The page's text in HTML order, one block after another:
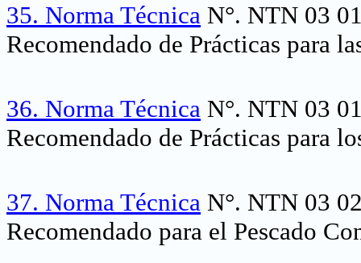
35. Norma Técnica N°. NTN 03
Recomendado de Prácticas para
36. Norma Técnica N°. NTN 03
Recomendado de Prácticas para
37. Norma Técnica N°. NTN 03
Recomendado para el Pescado